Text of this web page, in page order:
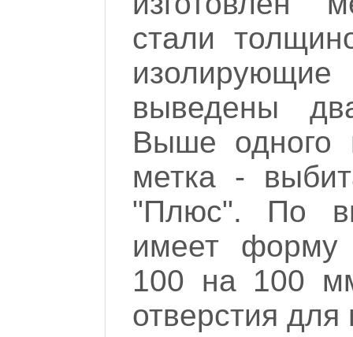
стали
выведены
Выше одного
метка -
"Плюс". По
имеет форму
100 на 100
отверстия